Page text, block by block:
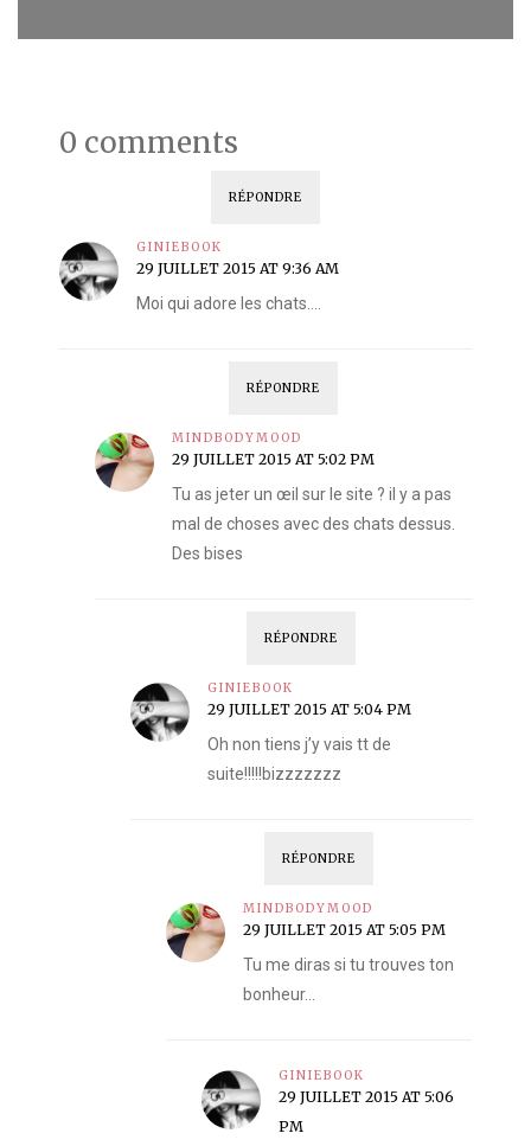
0 comments
RÉPONDRE
GINIEBOOK
29 JUILLET 2015 AT 9:36 AM
Moi qui adore les chats….
RÉPONDRE
MINDBODYMOOD
29 JUILLET 2015 AT 5:02 PM
Tu as jeter un œil sur le site ? il y a pas
mal de choses avec des chats dessus.
Des bises
RÉPONDRE
GINIEBOOK
29 JUILLET 2015 AT 5:04 PM
Oh non tiens j’y vais tt de
suite!!!!!bizzzzzzz
RÉPONDRE
MINDBODYMOOD
29 JUILLET 2015 AT 5:05 PM
Tu me diras si tu trouves ton
bonheur…
GINIEBOOK
29 JUILLET 2015 AT 5:06
PM